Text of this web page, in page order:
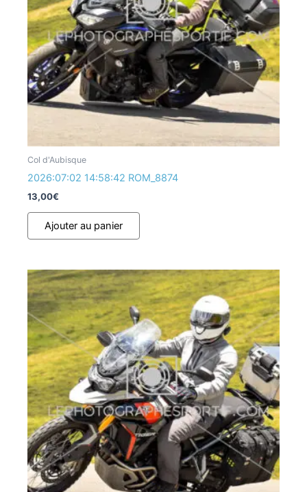
Col d'Aubisque
2026:07:02 14:58:42 ROM_8874
13,00€
Ajouter au panier